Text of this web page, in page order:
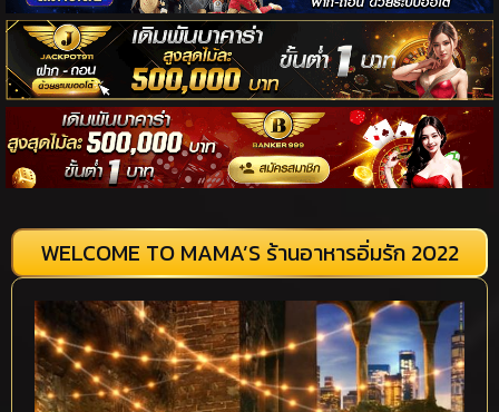
WELCOME TO MAMA’S ร้านอาหารอิ่มรัก 2022